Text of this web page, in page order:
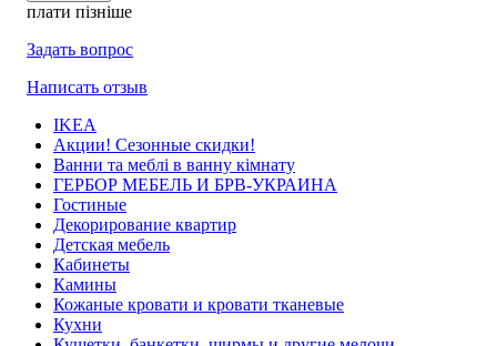
плати пізніше
Задать вопрос
Написать отзыв
IKEA
Акции! Сезонные скидки!
Ванни та меблі в ванну кімнату
ГЕРБОР МЕБЕЛЬ И БРВ-УКРАИНА
Гостиные
Декорирование квартир
Детская мебель
Кабинеты
Камины
Кожаные кровати и кровати тканевые
Кухни